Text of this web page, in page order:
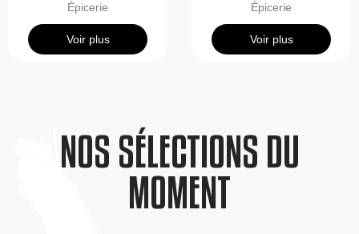
Épicerie
Voir plus
Épicerie
Voir plus
NOS SÉLECTIONS DU
MOMENT